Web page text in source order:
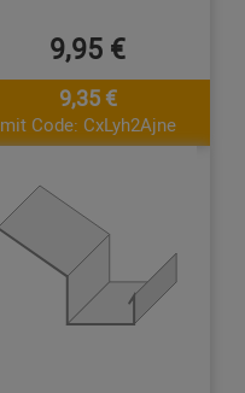
9,95 €
9,35 €
mit Code: CxLyh2Ajne